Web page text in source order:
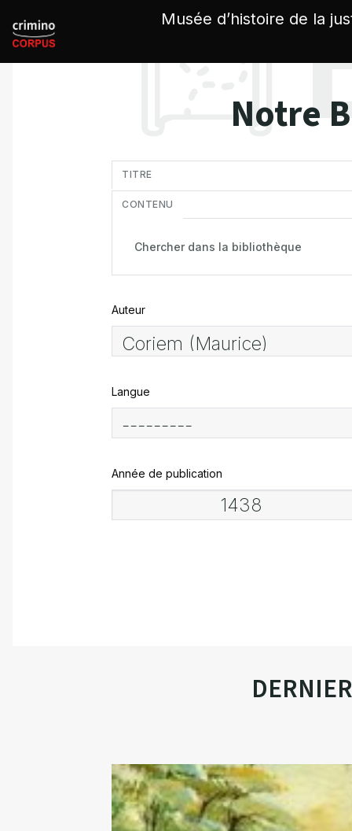
Musée d’histoire de la
Notre
TITRE
CONTENU
Auteur
Langue
Année de publication
Panneau de gestion des cookies